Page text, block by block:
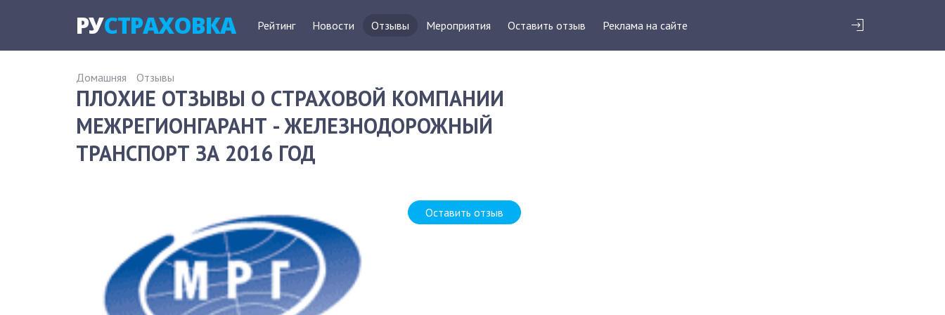
РУСТРАХОВКА Рейтинг Новости Отзывы Мероприятия Оставить отзыв Реклама на сайте
Домашняя Отзывы
ПЛОХИЕ ОТЗЫВЫ О СТРАХОВОЙ КОМПАНИИ
МЕЖРЕГИОНГАРАНТ - ЖЕЛЕЗНОДОРОЖНЫЙ
ТРАНСПОРТ ЗА 2016 ГОД
Оставить отзыв